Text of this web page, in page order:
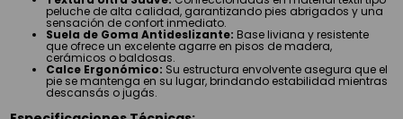
peluche de alta calidad, garantizando pies abrigados y una
sensación de confort inmediato.
Suela de Goma Antideslizante: Base liviana y resistente
que ofrece un excelente agarre en pisos de madera,
cerámicos o baldosas.
Calce Ergonómico: Su estructura envolvente asegura que el
pie se mantenga en su lugar, brindando estabilidad mientras
descansás o jugás.